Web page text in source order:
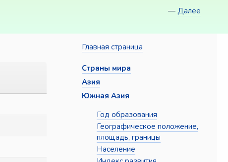
— Далее
Главная страница
Страны мира
Азия
Южная Азия
Год образования
Географическое положение,
площадь, границы
Население